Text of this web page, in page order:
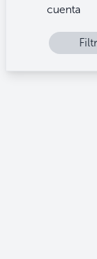
cuenta
Billeteras